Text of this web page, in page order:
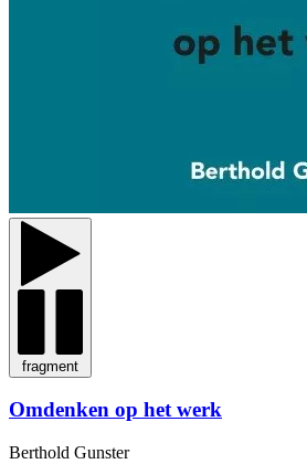
fragment
Omdenken op het werk
Berthold Gunster